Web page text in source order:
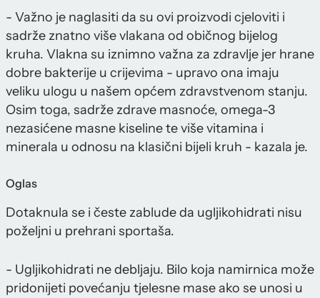
- Važno je naglasiti da su ovi proizvodi cjeloviti i
sadrže znatno više vlakana od običnog bijelog
kruha. Vlakna su iznimno važna za zdravlje jer hrane
dobre bakterije u crijevima - upravo ona imaju
veliku ulogu u našem općem zdravstvenom stanju.
Osim toga, sadrže zdrave masnoće, omega-3
nezasićene masne kiseline te više vitamina i
minerala u odnosu na klasični bijeli kruh - kazala je.
Oglas
Dotaknula se i česte zablude da ugljikohidrati nisu
poželjni u prehrani sportaša.
- Ugljikohidrati ne debljaju. Bilo koja namirnica može
pridonijeti povećanju tjelesne mase ako se unosi u